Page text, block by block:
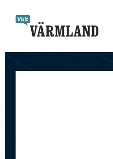
content